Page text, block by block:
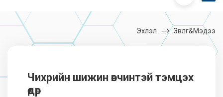
Эхлэл Зөвлөгөө&Мэдээ
Чихрийн шижин өвчинтэй тэмцэх
өдөр